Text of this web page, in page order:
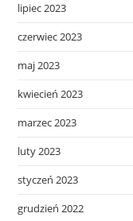
lipiec 2023
czerwiec 2023
maj 2023
kwiecień 2023
marzec 2023
luty 2023
styczeń 2023
grudzień 2022